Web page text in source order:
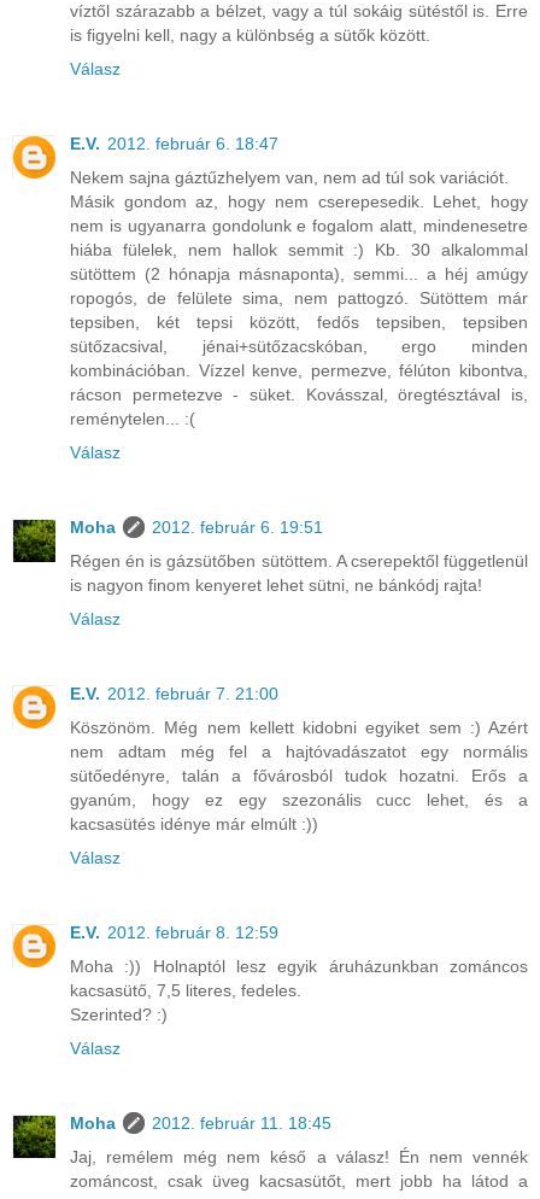
víztől szárazabb a bélzet, vagy a túl sokáig sütéstől is. Erre
is figyelni kell, nagy a különbség a sütők között.
Válasz
E.V. 2012. február 6. 18:47
Nekem sajna gáztűzhelyem van, nem ad túl sok variációt.
Másik gondom az, hogy nem cserepesedik. Lehet, hogy
nem is ugyanarra gondolunk e fogalom alatt, mindenesetre
hiába fülelek, nem hallok semmit :) Kb. 30 alkalommal
sütöttem (2 hónapja másnaponta), semmi... a héj amúgy
ropogós, de felülete sima, nem pattogzó. Sütöttem már
tepsiben, két tepsi között, fedős tepsiben, tepsiben
sütőzacsival, jénai+sütőzacskóban, ergo minden
kombinációban. Vízzel kenve, permezve, félúton kibontva,
rácson permetezve - süket. Kovásszal, öregtésztával is,
reménytelen... :(
Válasz
Moha
2012. február 6. 19:51
Régen én is gázsütőben sütöttem. A cserepektől függetlenül
is nagyon finom kenyeret lehet sütni, ne bánkódj rajta!
Válasz
E.V. 2012. február 7. 21:00
Köszönöm. Még nem kellett kidobni egyiket sem :) Azért
nem adtam még fel a hajtóvadászatot egy normális
sütőedényre, talán a fővárosból tudok hozatni. Erős a
gyanúm, hogy ez egy szezonális cucc lehet, és a
kacsasütés idénye már elmúlt :))
Válasz
E.V. 2012. február 8. 12:59
Moha :)) Holnaptól lesz egyik áruházunkban zománcos
kacsasütő, 7,5 literes, fedeles.
Szerinted? :)
Válasz
Moha
2012. február 11. 18:45
Jaj, remélem még nem késő a válasz! Én nem vennék
zománcost, csak üveg kacsasütőt, mert jobb ha látod a